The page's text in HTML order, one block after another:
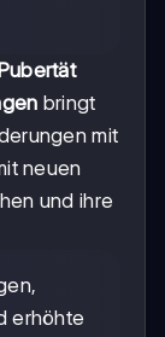
bringt
mit
neuen
und ihre
erhöhte